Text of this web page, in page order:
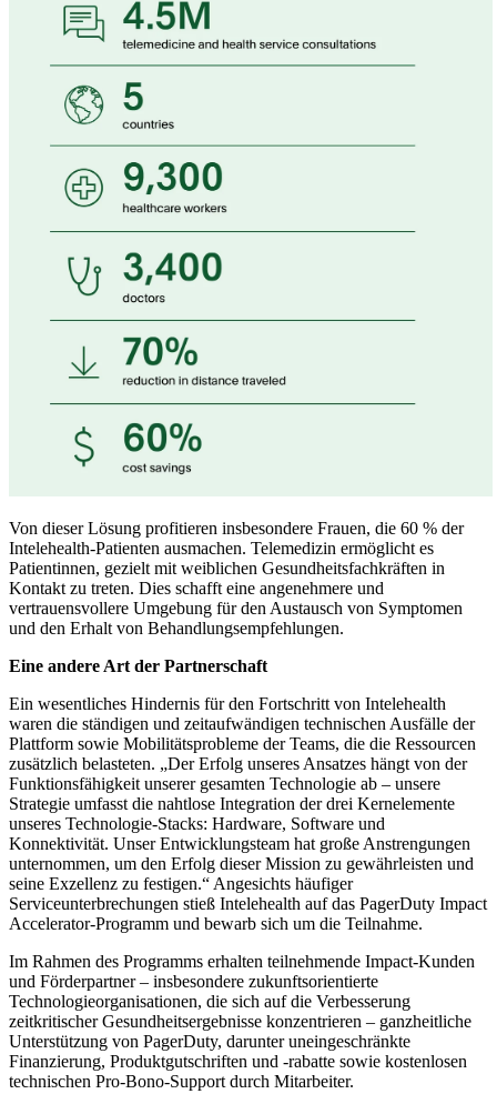
Von dieser Lösung profitieren insbesondere Frauen, die 60 % der
Intelehealth-Patienten ausmachen. Telemedizin ermöglicht es
Patientinnen, gezielt mit weiblichen Gesundheitsfachkräften in
Kontakt zu treten. Dies schafft eine angenehmere und
vertrauensvollere Umgebung für den Austausch von Symptomen
und den Erhalt von Behandlungsempfehlungen.
Eine andere Art der Partnerschaft
Ein wesentliches Hindernis für den Fortschritt von Intelehealth
waren die ständigen und zeitaufwändigen technischen Ausfälle der
Plattform sowie Mobilitätsprobleme der Teams, die die Ressourcen
zusätzlich belasteten. „Der Erfolg unseres Ansatzes hängt von der
Funktionsfähigkeit unserer gesamten Technologie ab – unsere
Strategie umfasst die nahtlose Integration der drei Kernelemente
unseres Technologie-Stacks: Hardware, Software und
Konnektivität. Unser Entwicklungsteam hat große Anstrengungen
unternommen, um den Erfolg dieser Mission zu gewährleisten und
seine Exzellenz zu festigen.“ Angesichts häufiger
Serviceunterbrechungen stieß Intelehealth auf das PagerDuty Impact
Accelerator-Programm und bewarb sich um die Teilnahme.
Im Rahmen des Programms erhalten teilnehmende Impact-Kunden
und Förderpartner – insbesondere zukunftsorientierte
Technologieorganisationen, die sich auf die Verbesserung
zeitkritischer Gesundheitsergebnisse konzentrieren – ganzheitliche
Unterstützung von PagerDuty, darunter uneingeschränkte
Finanzierung, Produktgutschriften und -rabatte sowie kostenlosen
technischen Pro-Bono-Support durch Mitarbeiter.